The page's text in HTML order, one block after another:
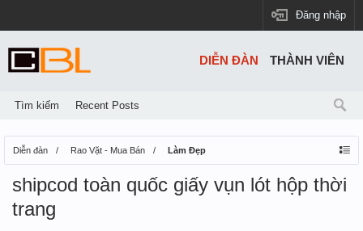
Đăng nhập
Diễn đàn Rao Vặt - Mua Bán Làm Đẹp
shipcod toàn quốc giấy vụn lót hộp thời
trang
DIỄN ĐÀN
Tìm kiếm Recent Posts
THÀNH VIÊN